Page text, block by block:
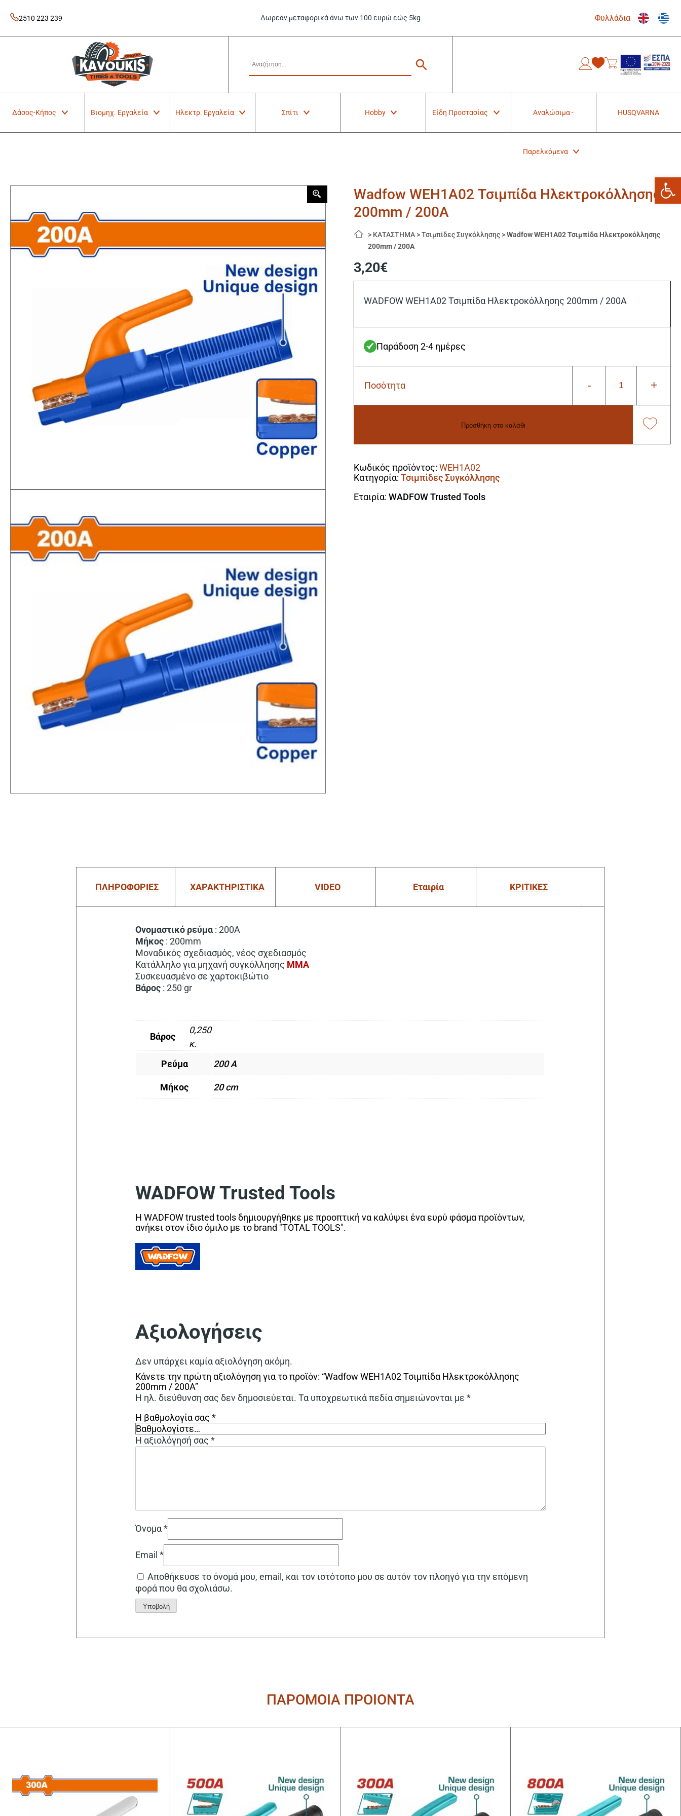
content
2510 223 239 Δωρεάν μεταφορικά άνω των 100 ευρώ εώς 5kg Φυλλάδια
Kavoukis Tools
Tires & Tools
Δάσος-Κήπος Βιομηχ. Εργαλεία Ηλεκτρ. Εργαλεία Σπίτι Hobby Είδη Προστασίας Αναλώσιμα -
Παρελκόμενα
HUSQVARNA
Wadfow WEH1A02 Τσιμπίδα Ηλεκτροκόλλησης
200mm / 200Α
> ΚΑΤΑΣΤΗΜΑ >Τσιμπίδες Συγκόλλησης >Wadfow WEH1A02 Τσιμπίδα Ηλεκτροκόλλησης
200mm / 200Α
3,20€
WADFOW WEH1A02 Τσιμπίδα Ηλεκτροκόλλησης 200mm / 200Α
Παράδοση 2-4 ημέρες
Ποσότητα -
Wadfow
ποσότητα
+
Προσθήκη στο καλάθι
Κωδικός προϊόντος:WEH1A02
Κατηγορία:Τσιμπίδες Συγκόλλησης
Εταιρία: WADFOW Trusted Tools
ΠΛΗΡΟΦΟΡΙΕΣ ΧΑΡΑΚΤΗΡΙΣΤΙΚΑ VIDEO Εταιρία ΚΡΙΤΙΚΕΣ
Ονομαστικό ρεύμα : 200A
Μήκος : 200mm
Μοναδικός σχεδιασμός, νέος σχεδιασμός
Κατάλληλο για μηχανή συγκόλλησης ΜΜΑ
Συσκευασμένο σε χαρτοκιβώτιο
Βάρος : 250 gr
Βάρος
0,250
κ.
Ρεύμα
200 A
Μήκος 20 cm
WADFOW Trusted Tools
Η WADFOW trusted tools δημιουργήθηκε με προοπτική να καλύψει ένα ευρύ φάσμα προϊόντων,
ανήκει στον ίδιο όμιλο με το brand "TOTAL TOOLS".
Αξιολογήσεις
Δεν υπάρχει καμία αξιολόγηση ακόμη.
Κάνετε την πρώτη αξιολόγηση για το προϊόν: “Wadfow WEH1A02 Τσιμπίδα Ηλεκτροκόλλησης
200mm / 200Α”
Η ηλ. διεύθυνση σας δεν δημοσιεύεται. Τα υποχρεωτικά πεδία σημειώνονται με*
Η βαθμολογία σας*
Η αξιολόγησή σας*
Όνομα*
Email*
Αποθήκευσε το όνομά μου, email, και τον ιστότοπο μου σε αυτόν τον πλοηγό για την επόμενη
φορά που θα σχολιάσω.
ΠΑΡΟΜΟΙΑ ΠΡΟΙΟΝΤΑ